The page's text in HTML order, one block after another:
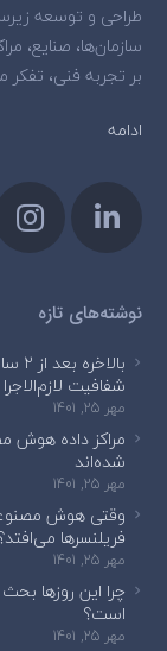
طراحی و توسعه
سازمان‌ها، صنایع،
بر تجربه فنی، تفکر
ادامه
نوشته‌های تازه
شفافیت
مهر 25, 1401
مراکز داده هوش
شده‌اند
مهر 25, 1401
وقتی هوش
فریلنسرها
مهر 25, 1401
چرا این روزها
است؟
مهر 25, 1401